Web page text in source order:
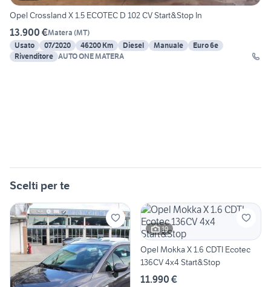
Opel Crossland X 1.5 ECOTEC D 102 CV Start&Stop In
13.900 €Matera (MT)
Usato
07/2020 46200 Km Diesel Manuale
Euro 6e
Rivenditore AUTO ONE MATERA
Scelti per te
19
Opel Mokka X 1.6 CDTI Ecotec
136CV 4x4 Start&Stop
11.990 €